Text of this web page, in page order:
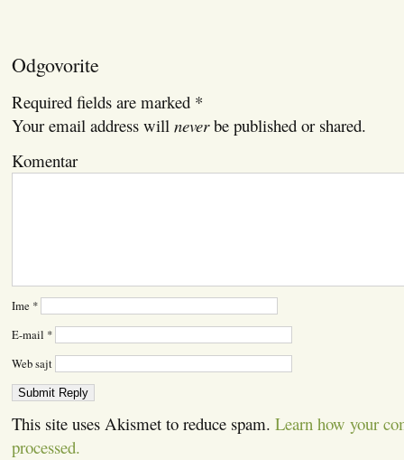
Odgovorite
Required fields are marked *
Your email address will neverbe published or shared.
Komentar
Ime *
E-mail *
Web sajt
This site uses Akismet to reduce spam. Learn how your
processed.